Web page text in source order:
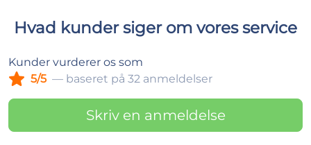
Hvad kunder siger om vores service
Kunder vurderer os som
5/5 — baseret på 32 anmeldelser
Skriv en anmeldelse